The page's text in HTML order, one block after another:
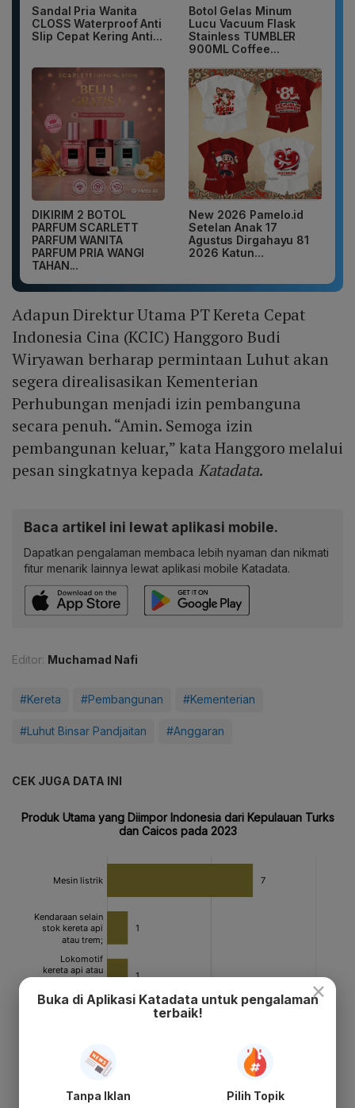
Sandal Pria Wanita
CLOSS Waterproof Anti
Slip Cepat Kering Anti...
Botol Gelas Minum
Lucu Vacuum Flask
Stainless TUMBLER
900ML Coffee...
DIKIRIM 2 BOTOL
PARFUM SCARLETT
PARFUM WANITA
PARFUM PRIA WANGI
TAHAN...
New 2026 Pamelo.id
Setelan Anak 17
Agustus Dirgahayu 81
2026 Katun...
Adapun Direktur Utama PT Kereta Cepat
Indonesia Cina (KCIC) Hanggoro Budi
Wiryawan berharap permintaan Luhut akan
segera direalisasikan Kementerian
Perhubungan menjadi izin pembanguna
secara penuh. “Amin. Semoga izin
pembangunan keluar,” kata Hanggoro melalui
pesan singkatnya kepada Katadata.
Baca artikel ini lewat aplikasi mobile.
Dapatkan pengalaman membaca lebih nyaman dan nikmati
fitur menarik lainnya lewat aplikasi mobile Katadata.
Editor: Muchamad Nafi
#Kereta #Pembangunan #Kementerian
#Luhut Binsar Pandjaitan #Anggaran
CEK JUGA DATA INI
×
Buka di Aplikasi Katadata untuk pengalaman
terbaik!
Tanpa Iklan Pilih Topik